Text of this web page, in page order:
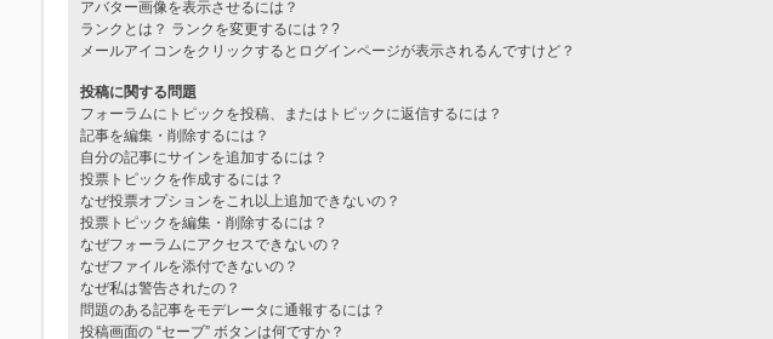
アバター画像を表示させるには？
ランクとは？ ランクを変更するには？?
メールアイコンをクリックするとログインページが表示されるんですけど？
投稿に関する問題
フォーラムにトピックを投稿、またはトピックに返信するには？
記事を編集・削除するには？
自分の記事にサインを追加するには？
投票トピックを作成するには？
なぜ投票オプションをこれ以上追加できないの？
投票トピックを編集・削除するには？
なぜフォーラムにアクセスできないの？
なぜファイルを添付できないの？
なぜ私は警告されたの？
問題のある記事をモデレータに通報するには？
投稿画面の “セーブ” ボタンは何ですか？